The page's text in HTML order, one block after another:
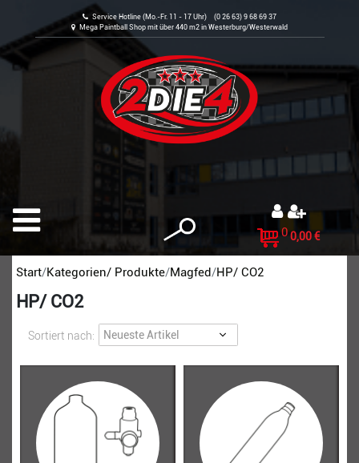
Service Hotline (Mo.-Fr. 11 - 17 Uhr) (0 26 63) 9 68 69 37
Mega Paintball Shop mit über 440 m2 in Westerburg/Westerwald
0 0,00 €
Start Kategorien/ Produkte Magfed HP/ CO2
HP/ CO2
Sortiert nach: